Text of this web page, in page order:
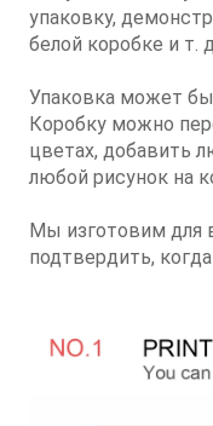
упаковку,
белой коробке и т.
Упаковка может
Коробку можно
цветах, добавить
любой рисунок на
Мы изготовим для
подтвердить,